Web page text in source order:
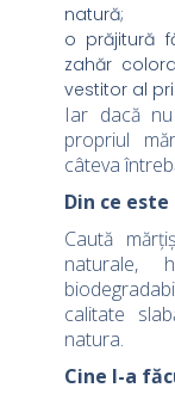
natură;
o prăjitură
zahăr
vestitor al
Iar dacă
propriul
câteva
Din ce
Caută
naturale,
calitate
natura.
Cine l-a